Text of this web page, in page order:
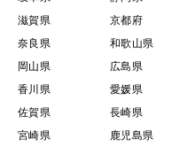
滋賀県
京都府
奈良県
和歌山県
岡山県
広島県
香川県
愛媛県
佐賀県
長崎県
宮崎県
鹿児島県